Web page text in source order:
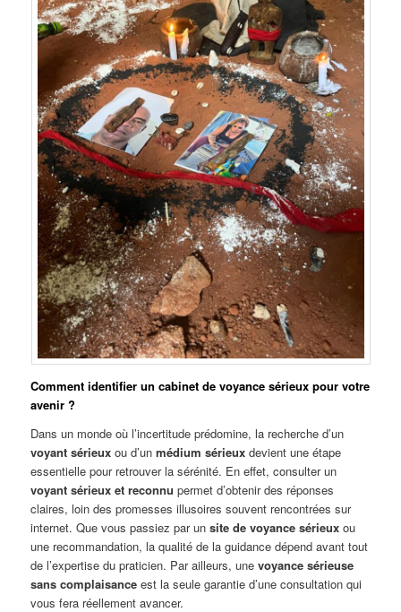
Comment identifier un cabinet de voyance sérieux pour votre
avenir ?
Dans un monde où l’incertitude prédomine, la recherche d’un
voyant sérieux ou d’unmédium sérieux devient une étape
essentielle pour retrouver la sérénité. En effet, consulter un
voyant sérieux et reconnu permet d’obtenir des réponses
claires, loin des promesses illusoires souvent rencontrées sur
internet. Que vous passiez par unsite de voyance sérieux ou
une recommandation, la qualité de la guidance dépend avant tout
de l’expertise du praticien. Par ailleurs, unevoyance sérieuse
sans complaisance est la seule garantie d’une consultation qui
vous fera réellement avancer.